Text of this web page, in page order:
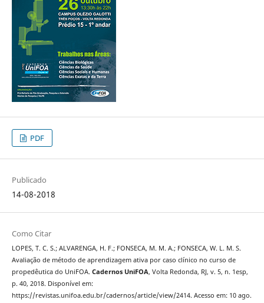
PDF
Publicado
14-08-2018
Como Citar
LOPES, T. C. S.; ALVARENGA, H. F.; FONSECA, M. M. A.; FONSECA, W. L. M. S.
Avaliação de método de aprendizagem ativa por caso clínico no curso de
propedêutica do UniFOA. Cadernos UniFOA, Volta Redonda, RJ, v. 5, n. 1esp,
p. 40, 2018. Disponível em:
https://revistas.unifoa.edu.br/cadernos/article/view/2414. Acesso em: 10 ago.